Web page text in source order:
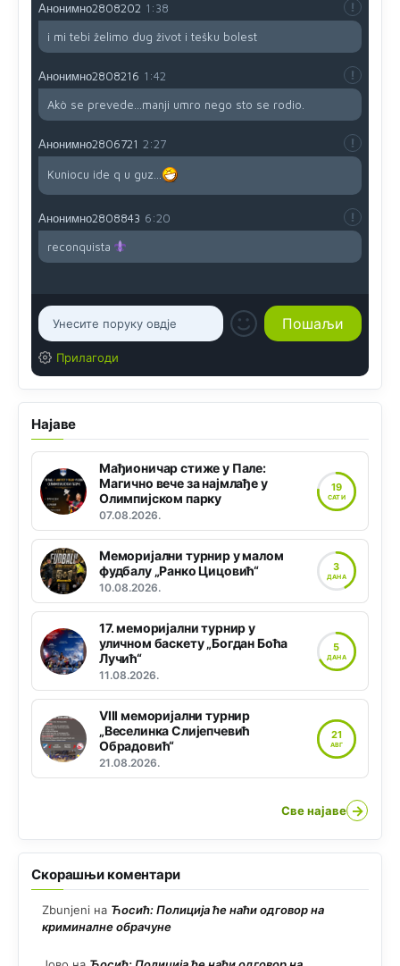
Анонимно2808202 1:38
i mi tebi želimo dug život i tešku bolest
Анонимно2808216 1:42
Akò se prevede...manji umro nego sto se rodio.
Анонимно2806721 2:27
Kuniocu ide q u guz...
Анонимно2808843 6:20
reconquista
Прилагоди
Најаве
Мађионичар стиже у Пале:
Магично вече за најмлађе у
Олимпијском парку
07.08.2026.
19
САТИ
Меморијални турнир у малом
фудбалу „Ранко Цицовић“
10.08.2026.
3
ДАНА
17. меморијални турнир у
уличном баскету „Богдан Боћа
Лучић“
11.08.2026.
5
ДАНА
VIII меморијални турнир
„Веселинка Слијепчевић
Обрадовић“
21.08.2026.
21
АВГ
Све најаве →
Скорашњи коментари
Zbunjeni на Ћосић: Полиција ће наћи одговор на
криминалне обрачуне